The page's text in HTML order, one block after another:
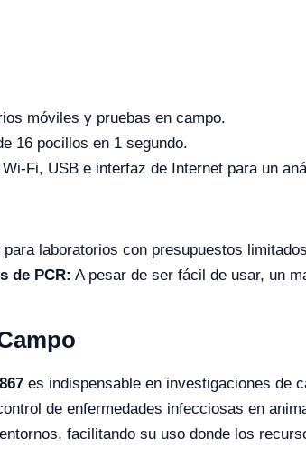
móviles y pruebas en campo.
16 pocillos en 1 segundo.
Fi, USB e interfaz de Internet para un
para laboratorios con presupuestos
de PCR: A pesar de ser fácil de usar, un
es indispensable en investigaciones de
de enfermedades infecciosas en
facilitando su uso donde los